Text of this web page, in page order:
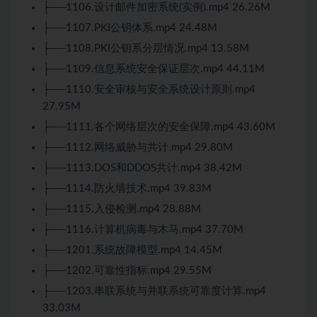
├──1106.设计邮件加密系统(实例).mp4 26.26M
├──1107.PKI公钥体系.mp4 24.48M
├──1108.PKI公钥系分层情况.mp4 13.58M
├──1109.信息系统安全保证层次.mp4 44.11M
├──1110.安全审核与安全系统设计原则.mp4
27.95M
├──1111.各个网络层次的安全保障.mp4 43.60M
├──1112.网络威胁与共计.mp4 29.80M
├──1113.DOS和DDOS共计.mp4 38.42M
├──1114.防火墙技术.mp4 39.83M
├──1115.入侵检测.mp4 28.88M
├──1116.计算机病毒与木马.mp4 37.70M
├──1201.系统故障模型.mp4 14.45M
├──1202.可靠性指标.mp4 29.55M
├──1203.串联系统与并联系统可靠度计算.mp4
33.03M